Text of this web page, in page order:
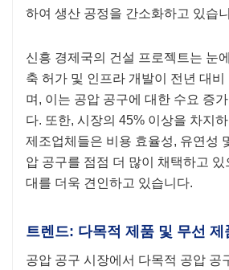
하여 생산 공정을 간소화하고 있습
신흥 경제국의 건설 프로젝트는 눈
축 허가 및 인프라 개발이 전년 대비
며, 이는 공압 공구에 대한 수요 증
다. 또한, 시장의 45% 이상을 차지
제조업체들은 비용 효율성, 유연성
압 공구를 점점 더 많이 채택하고
대를 더욱 견인하고 있습니다.
트렌드: 다목적 제품 및 무선 제
공압 공구 시장에서 다목적 공압 공